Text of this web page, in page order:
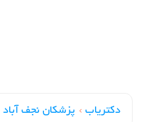
دکتریاب › پزشکان نجف آباد